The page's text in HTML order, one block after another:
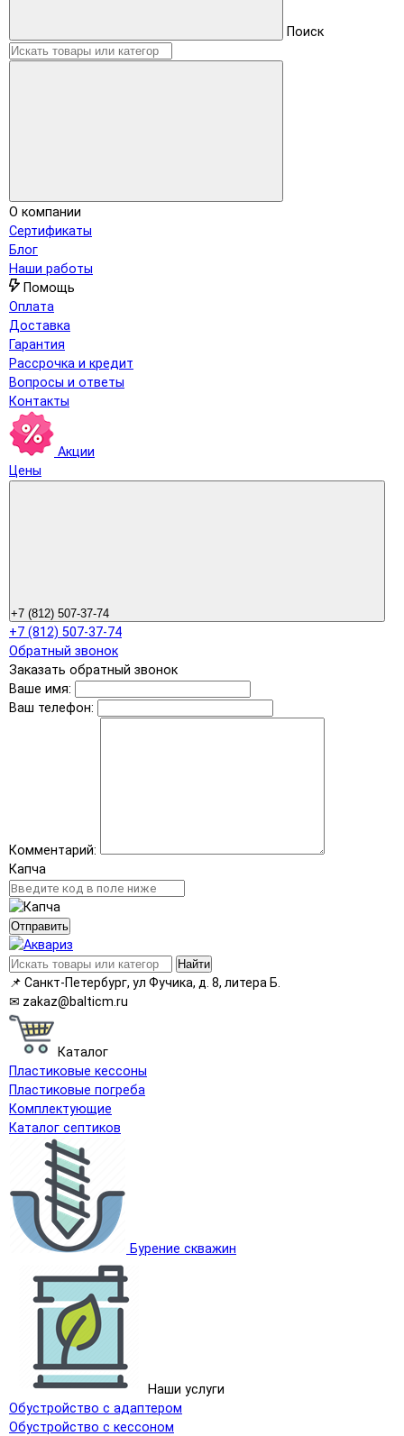
Поиск
О компании
Сертификаты
Блог
Наши работы
Помощь
Оплата
Доставка
Гарантия
Рассрочка и кредит
Вопросы и ответы
Контакты
Акции
Цены
+7 (812) 507-37-74
+7 (812) 507-37-74
Обратный звонок
Заказать обратный звонок
Ваше имя:
Ваш телефон:
Комментарий:
Капча
Отправить
Найти
📌 Санкт-Петербург, ул Фучика, д. 8, литера Б.
✉ zakaz@balticm.ru
Каталог
Пластиковые кессоны
Пластиковые погреба
Комплектующие
Каталог септиков
Бурение скважин
Наши услуги
Обустройство с адаптером
Обустройство с кессоном